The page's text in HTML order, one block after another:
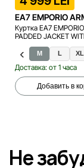
EA7 EMPORIO
Куртка EA7
PADDED JACKET
M L XL
Доставка: от 1 часа
Добавить в
Не